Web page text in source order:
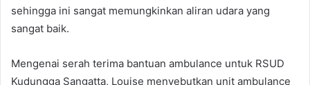
sehingga ini sangat memungkinkan aliran udara yang
sangat baik.
Mengenai serah terima bantuan ambulance untuk RSUD
Kudungga Sangatta, Louise menyebutkan unit ambulance